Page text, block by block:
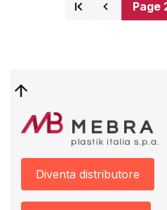
Prima
⌅
Pagina
⌃
Diventa distributore